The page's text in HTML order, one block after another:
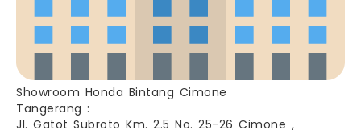
Showroom Honda Bintang Cimone
Tangerang :
Jl. Gatot Subroto Km. 2.5 No. 25-26 Cimone ,